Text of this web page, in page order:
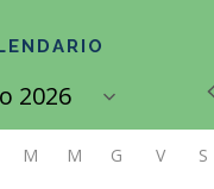
M M G V S